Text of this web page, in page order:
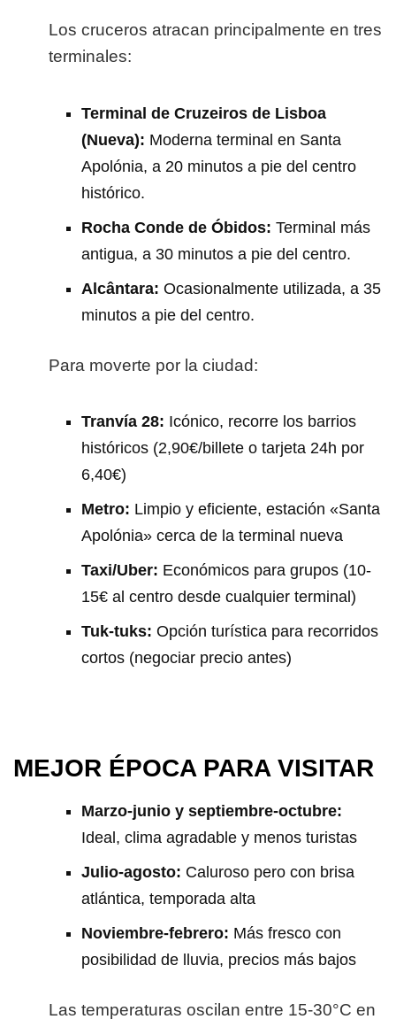
Los cruceros atracan principalmente en tres
terminales:
Terminal de Cruzeiros de Lisboa
(Nueva): Moderna terminal en Santa
Apolónia, a 20 minutos a pie del centro
histórico.
Rocha Conde de Óbidos: Terminal más
antigua, a 30 minutos a pie del centro.
Alcântara: Ocasionalmente utilizada, a 35
minutos a pie del centro.
Para moverte por la ciudad:
Tranvía 28: Icónico, recorre los barrios
históricos (2,90€/billete o tarjeta 24h por
6,40€)
Metro: Limpio y eficiente, estación «Santa
Apolónia» cerca de la terminal nueva
Taxi/Uber: Económicos para grupos (10-
15€ al centro desde cualquier terminal)
Tuk-tuks: Opción turística para recorridos
cortos (negociar precio antes)
MEJOR ÉPOCA PARA VISITAR
Marzo-junio y septiembre-octubre:
Ideal, clima agradable y menos turistas
Julio-agosto: Caluroso pero con brisa
atlántica, temporada alta
Noviembre-febrero: Más fresco con
posibilidad de lluvia, precios más bajos
Las temperaturas oscilan entre 15-30°C en